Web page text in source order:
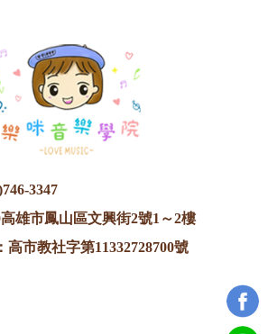
3347
雄市鳳山區文興街2號1～2樓
高市教社字第11332728700號